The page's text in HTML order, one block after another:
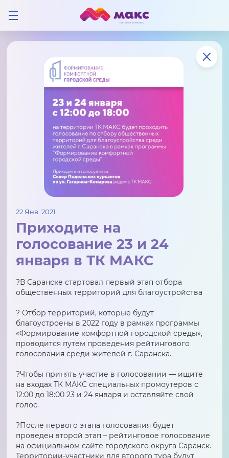
22 Янв. 2021
Приходите на
голосование 23 и 24
января в ТК МАКС
?В Саранске стартовал первый этап отбора
общественных территорий для благоустройства
? Отбор территорий, которые будут
благоустроены в 2022 году в рамках программы
«Формирование комфортной городской среды»,
проводится путем проведения рейтингового
голосования среди жителей г. Саранска.
?Чтобы принять участие в голосовании — ищите
на входах ТК МАКС специальных промоутеров с
12:00 до 18:00 23 и 24 января и оставляйте свой
голос.
?После первого этапа голосования будет
проведен второй этап – рейтинговое голосование
на официальном сайте городского округа Саранск.
Территории-участники для второго тура будут